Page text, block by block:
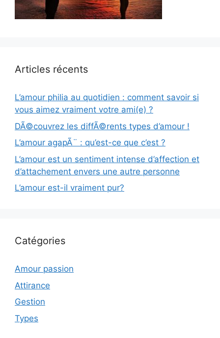
Articles récents
L’amour philia au quotidien : comment savoir si
vous aimez vraiment votre ami(e) ?
DÃ©couvrez les diffÃ©rents types d’amour !
L’amour agapÃ¨ : qu’est-ce que c’est ?
L’amour est un sentiment intense d’affection et
d’attachement envers une autre personne
L’amour est-il vraiment pur?
Catégories
Amour passion
Attirance
Gestion
Types